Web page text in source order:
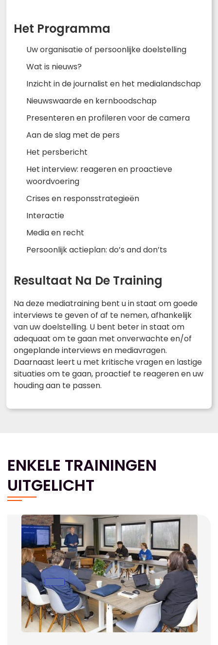
Het Programma
Uw organisatie of persoonlijke doelstelling
Wat is nieuws?
Inzicht in de journalist en het medialandschap
Nieuwswaarde en kernboodschap
Presenteren en profileren voor de camera
Aan de slag met de pers
Het persbericht
Het interview: reageren en proactieve
woordvoering
Crises en responsstrategieën
Interactie
Media en recht
Persoonlijk actieplan: do’s and don’ts
Resultaat Na De Training
Na deze mediatraining bent u in staat om goede
interviews te geven of af te nemen, afhankelijk
van uw doelstelling. U bent beter in staat om
adequaat om te gaan met onverwachte en/of
ongeplande interviews en mediavragen.
Daarnaast leert u met kritische vragen en lastige
situaties om te gaan, proactief te reageren en uw
houding aan te passen.
ENKELE TRAININGEN
UITGELICHT